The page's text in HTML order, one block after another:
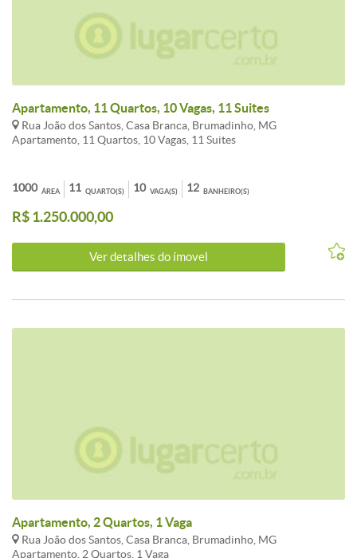
Apartamento, 11 Quartos, 10 Vagas, 11 Suites
Rua João dos Santos, Casa Branca, Brumadinho, MG
Apartamento, 11 Quartos, 10 Vagas, 11 Suites
ÁREA
1000 QUARTO(S)
11 VAGA(S)
10 BANHEIRO(S)
12
R$ 1.250.000,00
Ver detalhes do ímovel
Apartamento, 2 Quartos, 1 Vaga
Rua João dos Santos, Casa Branca, Brumadinho, MG
Apartamento, 2 Quartos, 1 Vaga